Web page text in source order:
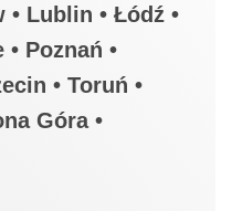
• Lublin • Łódź •
Poznań •
• Toruń •
Góra •